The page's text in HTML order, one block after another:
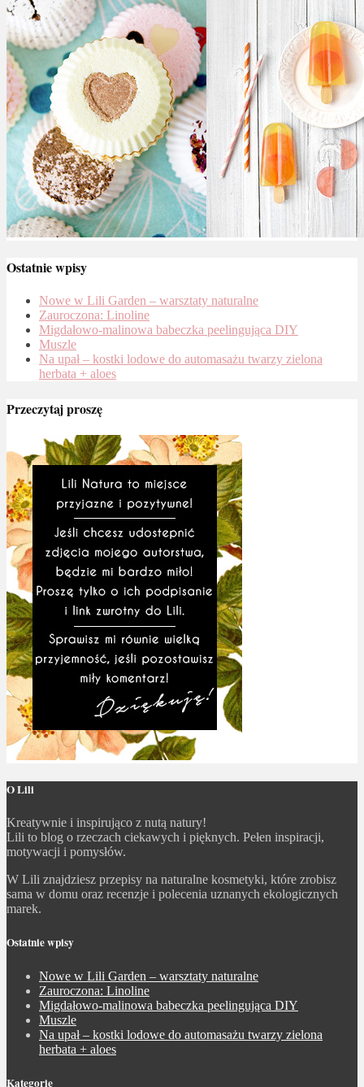
Ostatnie wpisy
Nowe w Lili Garden – warsztaty naturalne
Zauroczona: Linoline
Migdałowo-malinowa babeczka peelingująca DIY
Muszle
Na upał – kostki lodowe do automasażu twarzy zielona
herbata + aloes
Przeczytaj proszę
O Lili
Kreatywnie i inspirująco z nutą natury!
Lili to blog o rzeczach ciekawych i pięknych. Pełen inspiracji,
motywacji i pomysłów.
W Lili znajdziesz przepisy na naturalne kosmetyki, które zrobisz
sama w domu oraz recenzje i polecenia uznanych ekologicznych
marek.
Ostatnie wpisy
Nowe w Lili Garden – warsztaty naturalne
Zauroczona: Linoline
Migdałowo-malinowa babeczka peelingująca DIY
Muszle
Na upał – kostki lodowe do automasażu twarzy zielona
herbata + aloes
Kategorie